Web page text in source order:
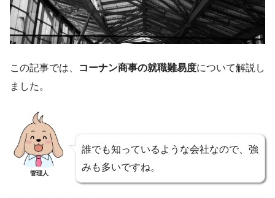
この記事では、 コーナン商事の就職難易度について解説し
ました。
管理人
誰でも知っているような会社なので、強
みも多いですね。